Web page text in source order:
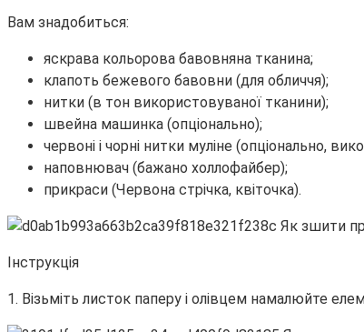
Вам знадобиться:
яскрава кольорова бавовняна тканина;
клапоть бежевого бавовни (для обличчя);
нитки (в тон використовуваної тканини);
швейна машинка (опціонально);
червоні і чорні нитки муліне (опціонально,
наповнювач (бажано холлофайбер);
прикраси (Червона стрічка, квіточка).
Інструкція
1. Візьміть листок паперу і олівцем намалюйте